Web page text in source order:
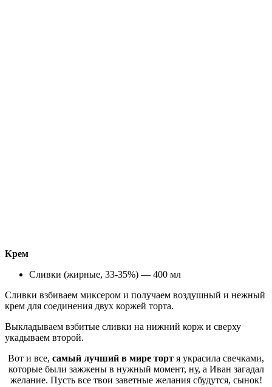
Крем
Сливки (жирные, 33-35%) — 400 мл
Сливки взбиваем миксером и получаем воздушный и нежный
крем для соединения двух коржей торта.
Выкладываем взбитые сливки на нижний корж и сверху
укадываем второй.
Вот и все, самый лучший в мире торт я украсила свечками,
которые были зажжены в нужный момент, ну, а Иван загадал
желание. Пусть все твои заветные желания сбудутся, сынок!